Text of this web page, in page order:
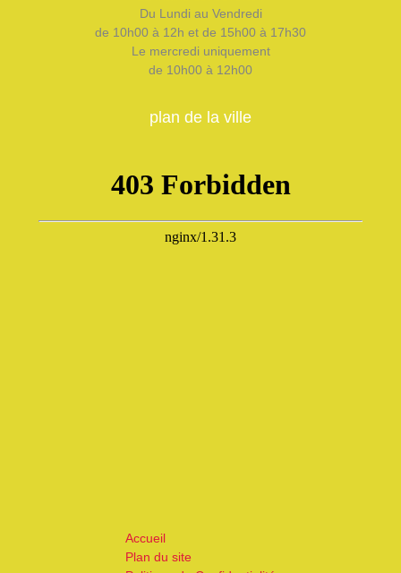
Du Lundi au Vendredi
de 10h00 à 12h et de 15h00 à 17h30
Le mercredi uniquement
de 10h00 à 12h00
plan de la ville
Accueil
Plan du site